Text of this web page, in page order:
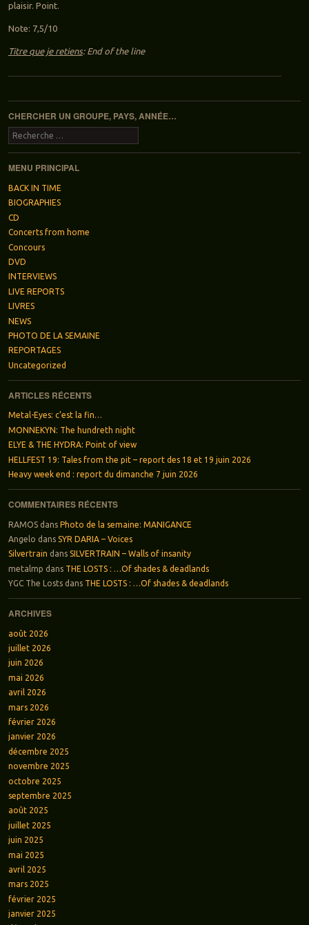
plaisir. Point.
Note: 7,5/10
Titre que je retiens: End of the line
Navigation des articles
CHERCHER UN GROUPE, PAYS, ANNÉE…
Recherche
MENU PRINCIPAL
BACK IN TIME
BIOGRAPHIES
CD
Concerts from home
Concours
DVD
INTERVIEWS
LIVE REPORTS
LIVRES
NEWS
PHOTO DE LA SEMAINE
REPORTAGES
Uncategorized
ARTICLES RÉCENTS
Metal-Eyes: c’est la fin…
MONNEKYN: The hundreth night
ELYE & THE HYDRA: Point of view
HELLFEST 19: Tales from the pit – report des 18 et 19 juin 2026
Heavy week end : report du dimanche 7 juin 2026
COMMENTAIRES RÉCENTS
RAMOSdans Photo de la semaine: MANIGANCE
Angelo dans SYR DARIA – Voices
Silvertrain dans SILVERTRAIN – Walls of insanity
metalmp dans THE LOSTS : …Of shades & deadlands
YGC The Lostsdans THE LOSTS : …Of shades & deadlands
ARCHIVES
août 2026
juillet 2026
juin 2026
mai 2026
avril 2026
mars 2026
février 2026
janvier 2026
décembre 2025
novembre 2025
octobre 2025
septembre 2025
août 2025
juillet 2025
juin 2025
mai 2025
avril 2025
mars 2025
février 2025
janvier 2025